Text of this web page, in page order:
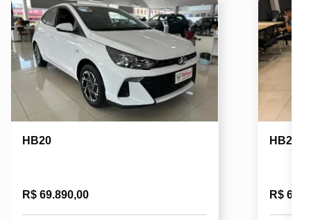
HB20
R$ 69.890,00
HB20
R$